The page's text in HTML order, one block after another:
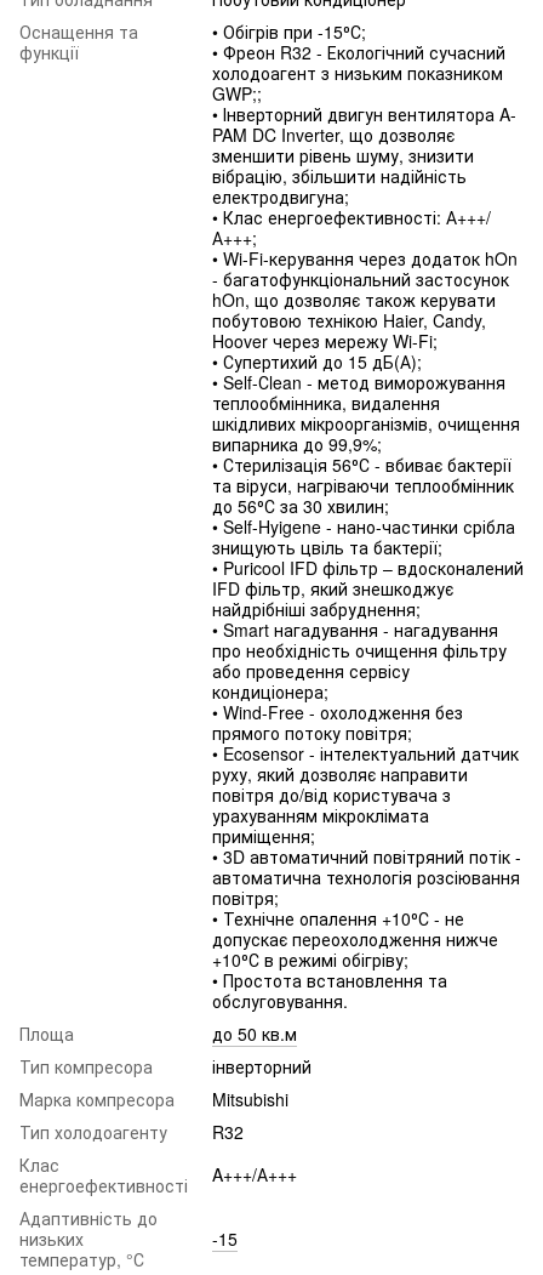
Оснащення та
функції
• Обігрів при -15⁰С;
• Фреон R32 - Екологічний сучасний
холодоагент з низьким показником
GWP;;
• Інверторний двигун вентилятора A-
PAM DC Inverter, що дозволяє
зменшити рівень шуму, знизити
вібрацію, збільшити надійність
електродвигуна;
• Клас енергоефективності: А+++/
А+++;
• Wi-Fi-керування через додаток hOn
- багатофункціональний застосунок
hOn, що дозволяє також керувати
побутовою технікою Haier, Candy,
Hoover через мережу Wi-Fi;
• Супертихий до 15 дБ(А);
• Self-Сlean - метод виморожування
теплообмінника, видалення
шкідливих мікроорганізмів, очищення
випарника до 99,9%;
• Стерилізація 56⁰С - вбиває бактерії
та віруси, нагріваючи теплообмінник
до 56⁰С за 30 хвилин;
• Self-Hyigene - нано-частинки срібла
знищують цвіль та бактерії;
• Puricool IFD фільтр – вдосконалений
IFD фільтр, який знешкоджує
найдрібніші забруднення;
• Smart нагадування - нагадування
про необхідність очищення фільтру
або проведення сервісу
кондиціонера;
• Wind-Free - охолодження без
прямого потоку повітря;
• Ecosensor - інтелектуальний датчик
руху, який дозволяє направити
повітря до/від користувача з
урахуванням мікроклімата
приміщення;
• 3D автоматичний повітряний потік -
автоматична технологія розсіювання
повітря;
• Технічне опалення +10⁰С - не
допускає переохолодження нижче
+10⁰С в режимі обігріву;
• Простота встановлення та
обслуговування.
Площа
до 50 кв.м
Тип компресора
інверторний
Марка компресора
Mitsubishi
Тип холодоагенту
R32
Клас
енергоефективності
A+++/А+++
Адаптивність до
низьких
температур, °С
-15